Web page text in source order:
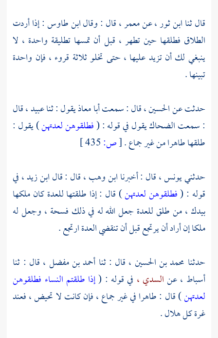
قال ثناابن ثور ،عنمعمر ،قال : وقالابن طاوس: إذا أردت
الطلاق فطلقها حين تطهر ، قبل أن تمسها تطليقة واحدة ، لا
ينبغي لك أن تزيد عليها ، حتى تخلو ثلاثة قروء ، فإن واحدة
تبينها .
حدثت عنالحسين ،قال : سمعتأبا معاذيقول : ثناعبيد ،قال
: سمعتالضحاكيقول في قوله : (فطلقوهن لعدتهن) يقول :
طلقها طاهرا من غير جماع .[ص:
حدثنييونس ،قال : أخبرناابن وهب ،قال : قالابن زيد ،في
قوله : (فطلقوهن لعدتهن) قال : إذا طلقتها للعدة كان ملكها
بيدك ، من طلق للعدة جعل الله له في ذلك فسحة ، وجعل له
ملكا إن أراد أن يرتجع قبل أن تنقضي العدة ارتجع .
حدثنا محمد بن الحسين ، قال : ثنا أحمد بن مفضل ، قال : ثنا
أسباط ،عنالسدي ، في قوله : (إذا طلقتم النساء فطلقوهن
لعدتهن) قال : طاهرا في غير جماع ، فإن كانت لا تحيض ، فعند
غرة كل هلال .